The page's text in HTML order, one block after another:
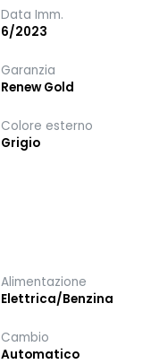
Data Imm.
6/2023
Garanzia
Renew Gold
Colore esterno
Grigio
Alimentazione
Elettrica/Benzina
Cambio
Automatico